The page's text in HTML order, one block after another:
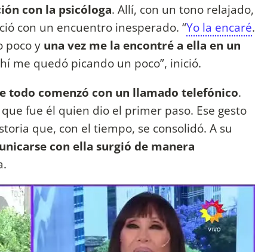
con la psicóloga. Allí, con un tono relajado,
con un encuentro inesperado. “Yo la encaré.
poco y una vez me la encontré a ella en un
me quedó picando un poco”, inició.
todo comenzó con un llamado telefónico.
fue él quien dio el primer paso. Ese gesto
que, con el tiempo, se consolidó. A su
con ella surgió de manera